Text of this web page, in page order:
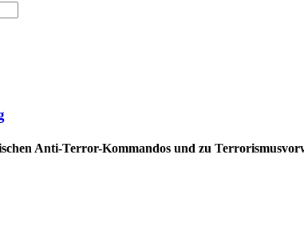
Anti-Terror-Kommandos und zu